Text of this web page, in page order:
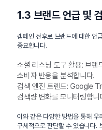
1.3 브랜드 언급 및
캠페인 전후로 브랜드에 대한 언
중요합니다.
소셜 리스닝 도구 활용: 브랜
소비자 반응을 분석합니다.
검색 엔진 트렌드: Google
검색량 변화를 모니터링합니
이와 같은 다양한 방법을 통해
구체적으로 판단할 수 있습니다.